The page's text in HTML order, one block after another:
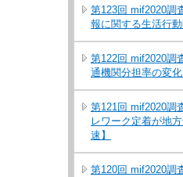
第123回 mif2020調
報に関する生活行動
第122回 mif2020調
通機関分担率の変化
第121回 mif2020調
レワーク定着が地
速】
第120回 mif2020調